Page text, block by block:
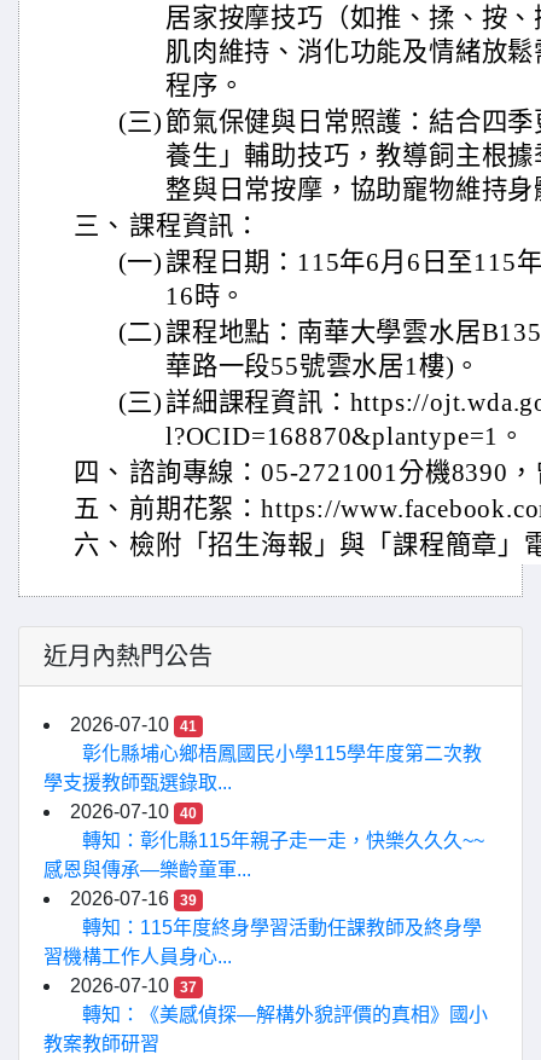
居家按摩技巧（如推、揉、按
肌肉維持、消化功能及情緒放
程序。
(三) 節氣保健與日常照護：結合四
養生」輔助技巧，教導飼主根
整與日常按摩，協助寵物維持
三、 課程資訊：
(一)課程日期：115年6月6日至115
16時。
(二)課程地點：南華大學雲水居
華路一段55號雲水居1樓)。
(三)詳細課程資訊：https://
l?OCID=168870&plantype=1。
四、 諮詢專線：05-2721001分機8390
五、 前期花絮：https://
六、 檢附「招生海報」與「課程簡章」
近月內熱門公告
2026-07-10 41
彰化縣埔心鄉梧鳳國民小學115學年度第二次教
學支援教師甄選錄取...
2026-07-10
40
轉知：彰化縣115年親子走一走，快樂久久久~~
感恩與傳承—樂齡童軍...
2026-07-16
39
轉知：115年度終身學習活動任課教師及終身學
習機構工作人員身心...
2026-07-10
37
轉知：《美感偵探—解構外貌評價的真相》國小
教案教師研習